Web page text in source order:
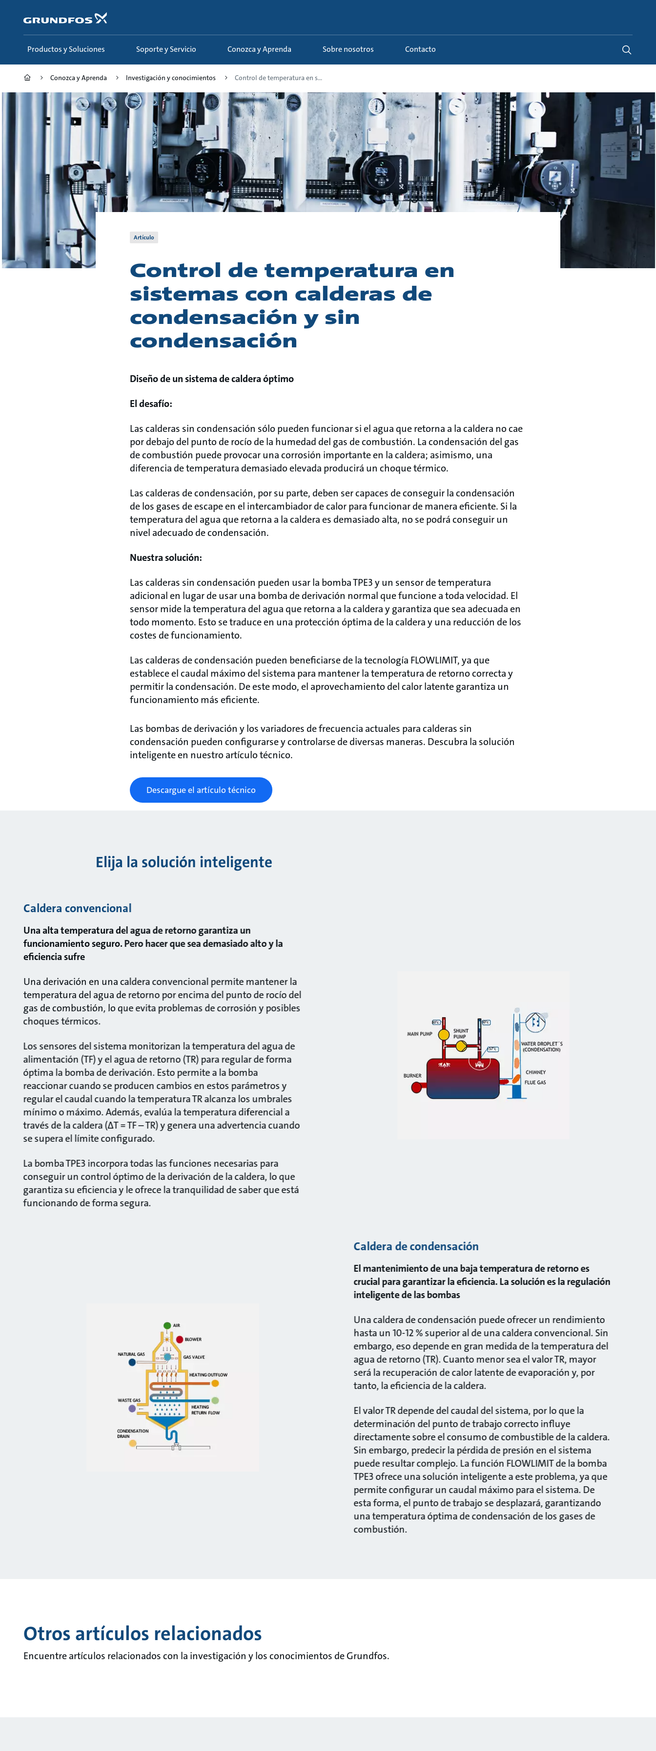
contenido
principal
Productos y Soluciones Soporte y Servicio Conozca y Aprenda Sobre nosotros Contacto
Conozca y Aprenda Investigación y conocimientos Control de temperatura en s...
Artículo
Control de temperatura en
sistemas con calderas de
condensación y sin
condensación
Diseño de un sistema de caldera óptimo
El desafío:
Las calderas sin condensación sólo pueden funcionar si el agua que retorna a la caldera no cae
por debajo del punto de rocío de la humedad del gas de combustión. La condensación del gas
de combustión puede provocar una corrosión importante en la caldera; asimismo, una
diferencia de temperatura demasiado elevada producirá un choque térmico.
Las calderas de condensación, por su parte, deben ser capaces de conseguir la condensación
de los gases de escape en el intercambiador de calor para funcionar de manera eficiente. Si la
temperatura del agua que retorna a la caldera es demasiado alta, no se podrá conseguir un
nivel adecuado de condensación.
Nuestra solución:
Las calderas sin condensación pueden usar la bomba TPE3 y un sensor de temperatura
adicional en lugar de usar una bomba de derivación normal que funcione a toda velocidad. El
sensor mide la temperatura del agua que retorna a la caldera y garantiza que sea adecuada en
todo momento. Esto se traduce en una protección óptima de la caldera y una reducción de los
costes de funcionamiento.
Las calderas de condensación pueden beneficiarse de la tecnología FLOWLIMIT, ya que
establece el caudal máximo del sistema para mantener la temperatura de retorno correcta y
permitir la condensación. De este modo, el aprovechamiento del calor latente garantiza un
funcionamiento más eficiente.
Las bombas de derivación y los variadores de frecuencia actuales para calderas sin
condensación pueden configurarse y controlarse de diversas maneras. Descubra la solución
inteligente en nuestro artículo técnico.
Descargue el artículo técnico
Elija la solución inteligente
Caldera convencional
Una alta temperatura del agua de retorno garantiza un
funcionamiento seguro. Pero hacer que sea demasiado alto y la
eficiencia sufre
Una derivación en una caldera convencional permite mantener la
temperatura del agua de retorno por encima del punto de rocío del
gas de combustión, lo que evita problemas de corrosión y posibles
choques térmicos.
Los sensores del sistema monitorizan la temperatura del agua de
alimentación (TF) y el agua de retorno (TR) para regular de forma
óptima la bomba de derivación. Esto permite a la bomba
reaccionar cuando se producen cambios en estos parámetros y
regular el caudal cuando la temperatura TR alcanza los umbrales
mínimo o máximo. Además, evalúa la temperatura diferencial a
través de la caldera (ΔT = TF – TR) y genera una advertencia cuando
se supera el límite configurado.
La bomba TPE3 incorpora todas las funciones necesarias para
conseguir un control óptimo de la derivación de la caldera, lo que
garantiza su eficiencia y le ofrece la tranquilidad de saber que está
funcionando de forma segura.
Caldera de condensación
El mantenimiento de una baja temperatura de retorno es
crucial para garantizar la eficiencia. La solución es la regulación
inteligente de las bombas
Una caldera de condensación puede ofrecer un rendimiento
hasta un 10-12 % superior al de una caldera convencional. Sin
embargo, eso depende en gran medida de la temperatura del
agua de retorno (TR). Cuanto menor sea el valor TR, mayor
será la recuperación de calor latente de evaporación y, por
tanto, la eficiencia de la caldera.
El valor TR depende del caudal del sistema, por lo que la
determinación del punto de trabajo correcto influye
directamente sobre el consumo de combustible de la caldera.
Sin embargo, predecir la pérdida de presión en el sistema
puede resultar complejo. La función FLOWLIMIT de la bomba
TPE3 ofrece una solución inteligente a este problema, ya que
permite configurar un caudal máximo para el sistema. De
esta forma, el punto de trabajo se desplazará, garantizando
una temperatura óptima de condensación de los gases de
combustión.
Otros artículos relacionados
Encuentre artículos relacionados con la investigación y los conocimientos de Grundfos.